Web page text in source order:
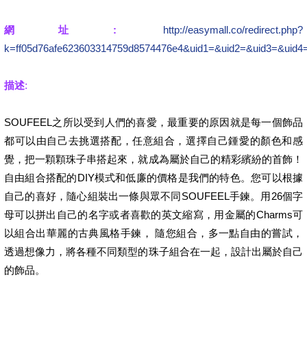
網址:
http://easymall.co/redirect.php?
描述:
SOUFEEL之所以受到人們的喜愛，最重要的原因就是每一個飾品
都可以由自己去挑選搭配，任意組合，選擇自己鍾愛的顏色和感
覺，把一顆顆珠子串搭起來，就成為屬於自己的精彩繽紛的首飾！
自由組合搭配的DIY模式和低廉的價格是我們的特色。您可以根據
自己的喜好，隨心組裝出一條與眾不同SOUFEEL手鍊。用26個字
母可以拼出自己的名字或者喜歡的英文縮寫，用金屬的Charms可
以組合出華麗的古典風格手鍊， 隨您組合，多一點自由的嘗試，
透過想像力，將各種不同類型的珠子組合在一起，設計出屬於自己
的飾品。